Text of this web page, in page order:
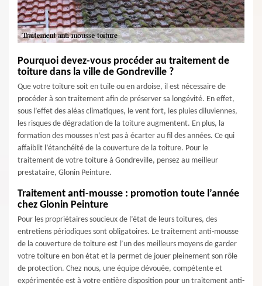
Pourquoi devez-vous procéder au traitement de
toiture dans la ville de Gondreville ?
Que votre toiture soit en tuile ou en ardoise, il est nécessaire de
procéder à son traitement afin de préserver sa longévité. En effet,
sous l’effet des aléas climatiques, le vent fort, les pluies diluviennes,
les risques de dégradation de la toiture augmentent. En plus, la
formation des mousses n’est pas à écarter au fil des années. Ce qui
affaiblit l’étanchéité de la couverture de la toiture. Pour le
traitement de votre toiture à Gondreville, pensez au meilleur
prestataire, Glonin Peinture.
Traitement anti-mousse : promotion toute l’année
chez Glonin Peinture
Pour les propriétaires soucieux de l’état de leurs toitures, des
entretiens périodiques sont obligatoires. Le traitement anti-mousse
de la couverture de toiture est l’un des meilleurs moyens de garder
votre toiture en bon état et la permet de jouer pleinement son rôle
de protection. Chez nous, une équipe dévouée, compétente et
expérimentée est à votre entière disposition pour un traitement anti-